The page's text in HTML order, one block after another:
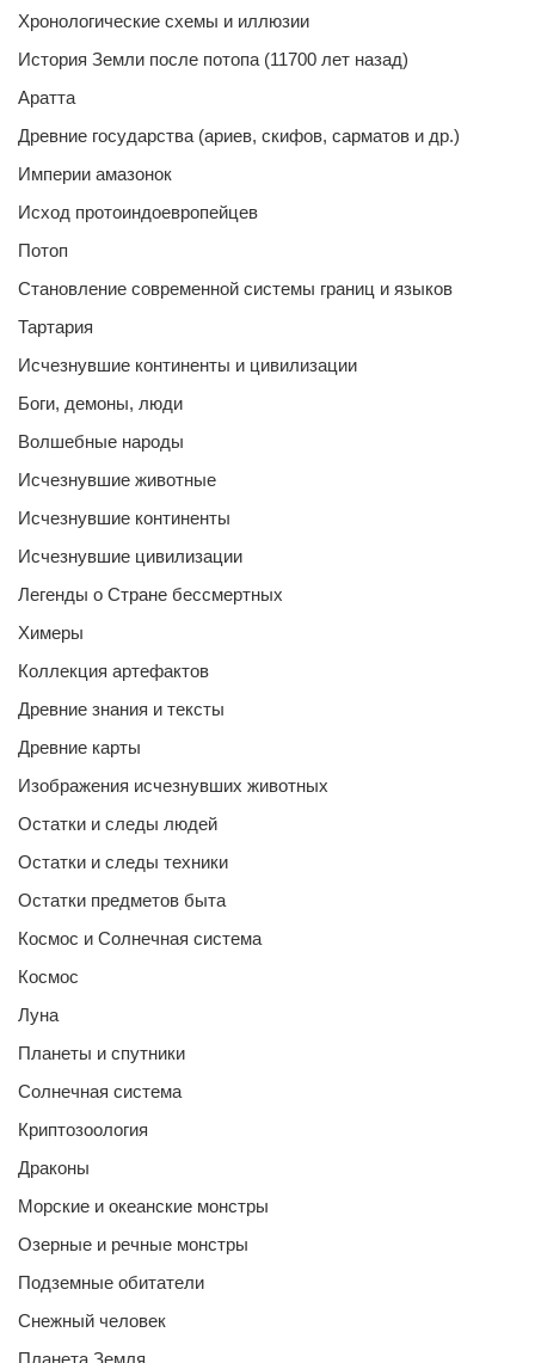
Хронологические схемы и иллюзии
История Земли после потопа (11700 лет назад)
Аратта
Древние государства (ариев, скифов, сарматов и др.)
Империи амазонок
Исход протоиндоевропейцев
Потоп
Становление современной системы границ и языков
Тартария
Исчезнувшие континенты и цивилизации
Боги, демоны, люди
Волшебные народы
Исчезнувшие животные
Исчезнувшие континенты
Исчезнувшие цивилизации
Легенды о Стране бессмертных
Химеры
Коллекция артефактов
Древние знания и тексты
Древние карты
Изображения исчезнувших животных
Остатки и следы людей
Остатки и следы техники
Остатки предметов быта
Космос и Солнечная система
Космос
Луна
Планеты и спутники
Солнечная система
Криптозоология
Драконы
Морские и океанские монстры
Озерные и речные монстры
Подземные обитатели
Снежный человек
Планета Земля